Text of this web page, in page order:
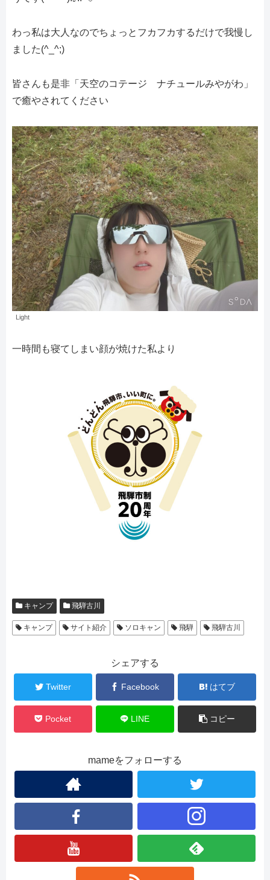
わっ私は大人なのでちょっとフカフカするだけで我慢し
ました(^_^;)
皆さんも是非「天空のコテージ ナチュールみやがわ」
で癒やされてください
Light
一時間も寝てしまい顔が焼けた私より
キャンプ 飛騨古川
キャンプ サイト紹介 ソロキャン 飛騨 飛騨古川
シェアする
Twitter Facebook はてブ
Pocket LINE コピー
mameをフォローする